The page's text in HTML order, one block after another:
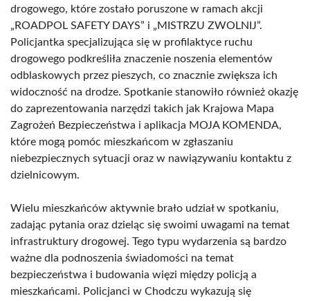
drogowego, które zostało poruszone w ramach akcji
„ROADPOL SAFETY DAYS” i „MISTRZU ZWOLNIJ”.
Policjantka specjalizująca się w profilaktyce ruchu
drogowego podkreśliła znaczenie noszenia elementów
odblaskowych przez pieszych, co znacznie zwiększa ich
widoczność na drodze. Spotkanie stanowiło również okazję
do zaprezentowania narzędzi takich jak Krajowa Mapa
Zagrożeń Bezpieczeństwa i aplikacja MOJA KOMENDA,
które mogą pomóc mieszkańcom w zgłaszaniu
niebezpiecznych sytuacji oraz w nawiązywaniu kontaktu z
dzielnicowym.
Wielu mieszkańców aktywnie brało udział w spotkaniu,
zadając pytania oraz dzieląc się swoimi uwagami na temat
infrastruktury drogowej. Tego typu wydarzenia są bardzo
ważne dla podnoszenia świadomości na temat
bezpieczeństwa i budowania więzi między policją a
mieszkańcami. Policjanci w Chodczu wykazują się